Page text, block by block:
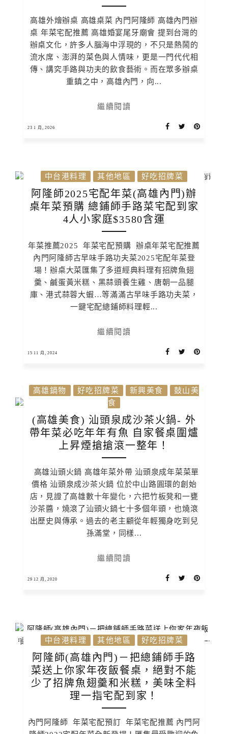
高雄外燴辦桌 高雄桌菜 內門阿隆師 高雄內門辦
桌 年菜宅配推薦 高雄婚宴尾牙廟會 提到台灣的
辦桌文化，許多人腦海中浮現的，不只是熱鬧的
流水席、澎湃的菜色與人情味，更是一門代代相
傳、講究手路與功夫的飲食藝術。而在眾多辦桌
重鎮之中，高雄內門，向...
繼續閱讀
23 1 月, 2026
中台港料理 其他地區 好吃招牌菜
阿隆師2025宅配年菜(高雄內門)辦
桌年菜預購 總鋪師手路菜宅配到家
4人小家庭$3580含運
年菜推薦2025 年菜宅配預購 辦桌年菜宅配推薦
內門阿隆師古早味手路功夫菜2025宅配年菜登
場！辦桌大菜匯集了多道經典料理有招牌魚翅
羹、鹹蛋黃米糕、黑蒜頭養生雞、唐朝一品腿
庫、港式蒜蓉大蝦…等滿滿古早味手路功夫菜，
一鍵宅配總鋪師料理輕...
繼續閱讀
15 11 月, 2024
高雄鍋物 好吃招牌菜 新興美食
鼓山美
食
(高雄美食) 汕頭泉成沙茶火鍋- 外
帶年菜必吃年年有魚 自家餐桌圍爐
上昇煙搶搶滾一整年！
高雄汕頭火鍋 高雄年菜外帶 汕頭泉成年菜菜單
價格 汕頭泉成沙茶火鍋 位於中山路圓環的創始
店，見證了高雄數十年變化，六把竹板凳和一甕
沙茶醬，燒滾了汕頭火鍋七十多個年頭，也燒滾
出歷史與傳承。過去的老主顧從年輕獨身吃到兒
孫滿堂，同樣...
繼續閱讀
29 12 月, 2020
中台港料理 其他地區 好吃招牌菜
阿隆師(高雄內門)－把總鋪師手路
菜送上你家年夜飯餐桌，絕對不能
少了招牌魚翅羹和米糕，美味全料
理一指宅配到家！
內門阿隆師 年菜宅配預訂 年菜宅配推薦 內門阿